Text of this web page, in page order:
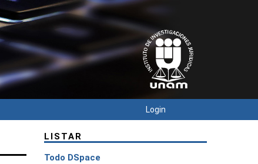
Login
LISTAR
Todo DSpace